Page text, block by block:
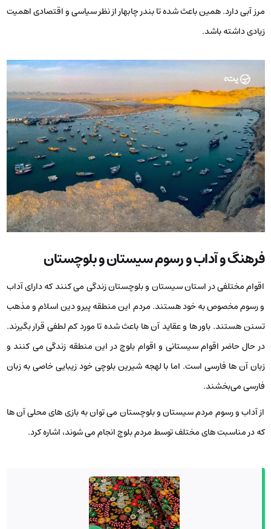
مرز آبی دارد. همین باعث شده تا بندر چابهار از نظر سیاسی و اقتصادی اهمیت
زیادی داشته باشد.
فرهنگ و آداب و رسوم سیستان و بلوچستان
اقوام مختلفی در استان سیستان و بلوچستان زندگی می ‌کنند که دارای آداب
و رسوم مخصوص به خود هستند. مردم این منطقه پیرو دین اسلام و مذهب
تسنن هستند. باور ها و عقاید آن ها باعث شده تا مورد کم لطفی قرار بگیرند.
در حال حاضر اقوام سیستانی و اقوام بلوچ در این منطقه زندگی می ‌کنند و
زبان آن ها فارسی است. اما با لهجه شیرین بلوچی خود زیبایی خاصی به زبان
فارسی می‌بخشند.
از آداب و رسوم مردم سیستان و بلوچستان می ‌توان به بازی ‌های محلی آن ها
که در مناسبت ‌های مختلف توسط مردم بلوچ انجام می‌ شوند، اشاره کرد.